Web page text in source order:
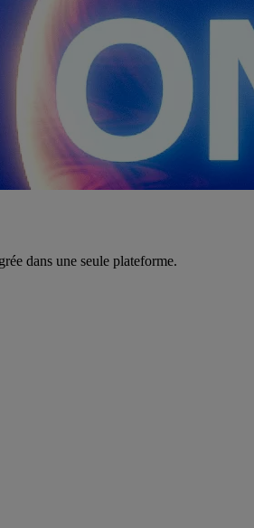
dans une seule plateforme.